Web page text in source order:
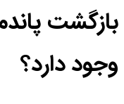
وجود دارد؟